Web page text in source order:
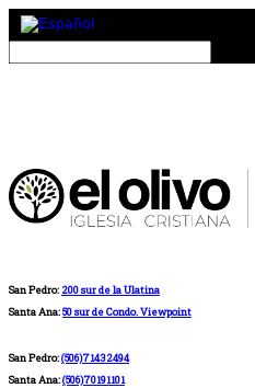
San Pedro: 200 sur de la Ulatina
Santa Ana:50 sur de Condo. Viewpoint
San Pedro:(506)71432494
Santa Ana:(506)70191101